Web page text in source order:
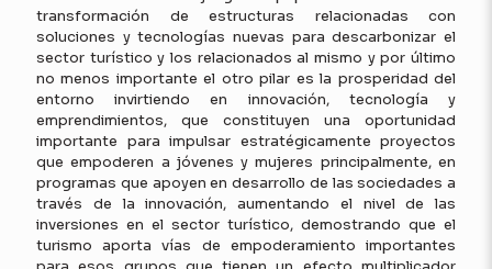
transformación de estructuras relacionadas con
soluciones y tecnologías nuevas para descarbonizar el
sector turístico y los relacionados al mismo y por último
no menos importante el otro pilar es la prosperidad del
entorno invirtiendo en innovación, tecnología y
emprendimientos, que constituyen una oportunidad
importante para impulsar estratégicamente proyectos
que empoderen a jóvenes y mujeres principalmente, en
programas que apoyen en desarrollo de las sociedades a
través de la innovación, aumentando el nivel de las
inversiones en el sector turístico, demostrando que el
turismo aporta vías de empoderamiento importantes